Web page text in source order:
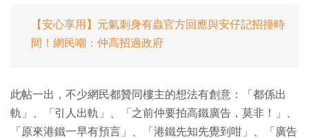
【安心享用】元氣刺身有蟲官方回應與安仔記招撞時
間！網民嘲：仲高招過政府
此帖一出，不少網民都贊同樓主的想法有創意：「都係出
軌」、「引人出軌」、「之前仲要拍高鐵廣告，莫非！」、
「原來港鐵一早有預言」、「港鐵先知先覺到咁」、「廣告